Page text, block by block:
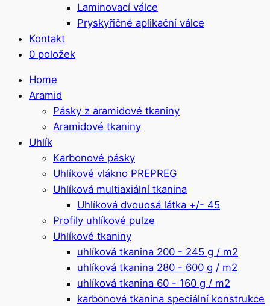
Laminovací válce
Pryskyřičné aplikační válce
Kontakt
0 položek
Home
Aramid
Pásky z aramidové tkaniny
Aramidové tkaniny
Uhlík
Karbonové pásky
Uhlíkové vlákno PREPREG
Uhlíková multiaxiální tkanina
Uhlíková dvouosá látka +/- 45
Profily uhlíkové pulze
Uhlíkové tkaniny
uhlíková tkanina 200 - 245 g / m2
uhlíková tkanina 280 - 600 g / m2
uhlíková tkanina 60 - 160 g / m2
karbonová tkanina speciální konstrukce